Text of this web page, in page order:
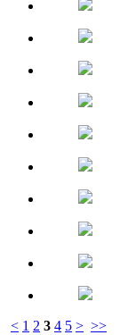
< 1 2 3 4 5 > >>